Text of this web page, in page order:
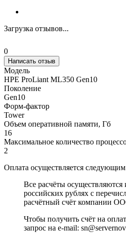
Загрузка отзывов...
0
Написать отзыв
Модель
HPE ProLiant ML350 Gen10
Поколение
Gen10
Форм-фактор
Tower
Объем оперативной памяти, Гб
16
Максимальное количество
2
Оплата осуществляется
Все расчёты осуществляются
российских рублях с
расчётный счёт компании
Чтобы получить счёт на
запрос на e-mail: